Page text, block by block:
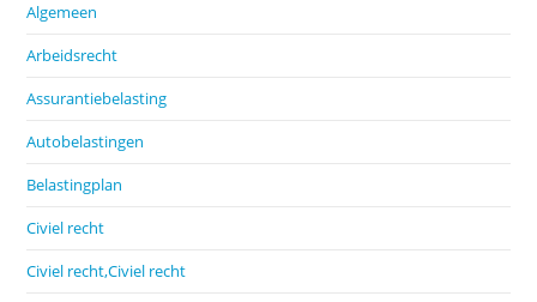
Algemeen
Arbeidsrecht
Assurantiebelasting
Autobelastingen
Belastingplan
Civiel recht
Civiel recht,Civiel recht